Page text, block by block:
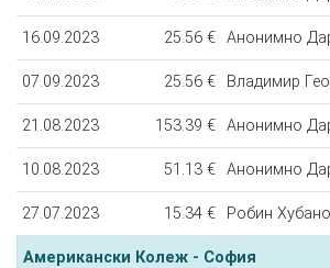
16.09.2023 25.56 € Анонимно
07.09.2023 25.56 € Владимир
21.08.2023 153.39 € Анонимно
10.08.2023 51.13 € Анонимно
27.07.2023 15.34 € Робин
Американски Колеж - София